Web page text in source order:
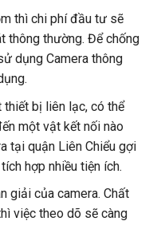
thì chi phí đầu tư sẽ
thông thường. Để chống
dụng Camera thông
thiết bị liên lạc, có thể
một vật kết nối nào
tại quận Liên Chiểu gợi
hợp nhiều tiện ích.
giải của camera. Chất
việc theo dõ sẽ càng